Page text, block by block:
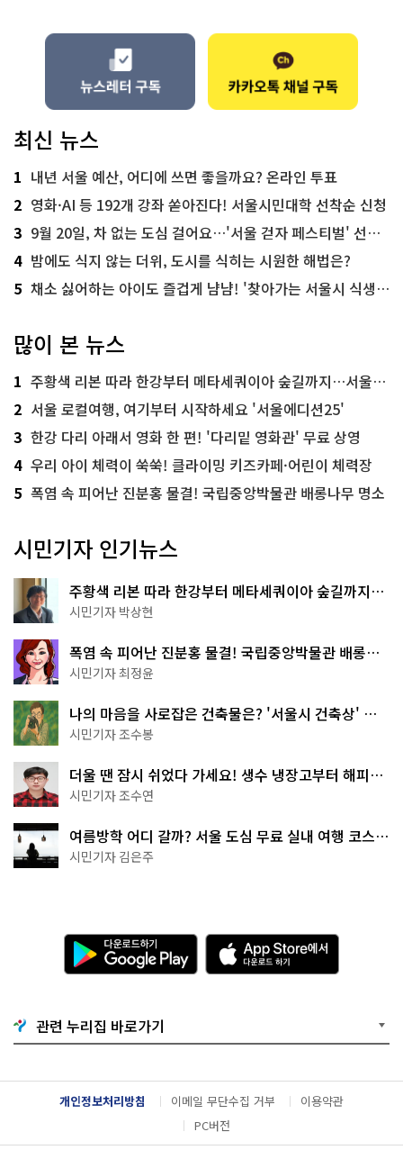
최신 뉴스
1 내년 서울 예산, 어디에 쓰면 좋을까요? 온라인 투표
2 영화·AI 등 192개 강좌 쏟아진다! 서울시민대학 선착순 신청
3 9월 20일, 차 없는 도심 걸어요…'서울 걷자 페스티벌' 선착순 5천명
4 밤에도 식지 않는 더위, 도시를 식히는 시원한 해법은?
5 채소 싫어하는 아이도 즐겁게 냠냠! '찾아가는 서울시 식생활 교육' 현장
많이 본 뉴스
1 주황색 리본 따라 한강부터 메타세쿼이아 숲길까지…서울둘레길 15코스
2 서울 로컬여행, 여기부터 시작하세요 '서울에디션25'
3 한강 다리 아래서 영화 한 편! '다리밑 영화관' 무료 상영
4 우리 아이 체력이 쑥쑥! 클라이밍 키즈카페·어린이 체력장
5 폭염 속 피어난 진분홍 물결! 국립중앙박물관 배롱나무 명소
시민기자 인기뉴스
주황색 리본 따라 한강부터 메타세쿼이아 숲길까지…
서울둘레길 15코스
시민기자 박상현
폭염 속 피어난 진분홍 물결! 국립중앙박물관 배롱나
무 명소
시민기자 최정윤
나의 마음을 사로잡은 건축물은? '서울시 건축상' 수
상작 공개!
시민기자 조수봉
더울 땐 잠시 쉬었다 가세요! 생수 냉장고부터 해피소
·무더위쉼터까지
시민기자 조수연
여름방학 어디 갈까? 서울 도심 무료 실내 여행 코스
추천
시민기자 김은주
다
운
로
기
G
o
g
l
e
A
p
p
e
서
다
운
관련 누리집 바로가기
개인정보처리방침 이메일 무단수집 거부
이용약관
PC버전